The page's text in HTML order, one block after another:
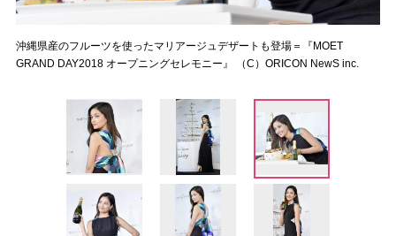
沖縄県産のフルーツを使ったマリアージュデザートも登場＝『MOET
GRAND DAY2018 オープニングセレモニー』 （C）ORICON NewS inc.